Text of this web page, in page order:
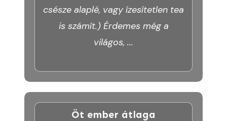
csésze alaplé, vagy ízesítetlen tea
is számít.) Érdemes még a
világos, ...
Öt ember átlaga